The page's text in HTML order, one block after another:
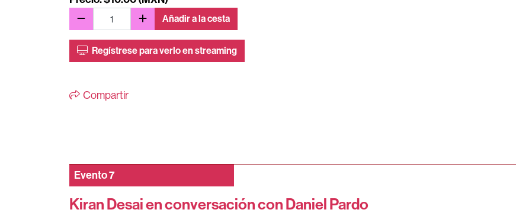
Añadir a la cesta
Regístrese para verlo en streaming
Compartir
Evento7
Kiran Desai en conversación con Daniel Pardo